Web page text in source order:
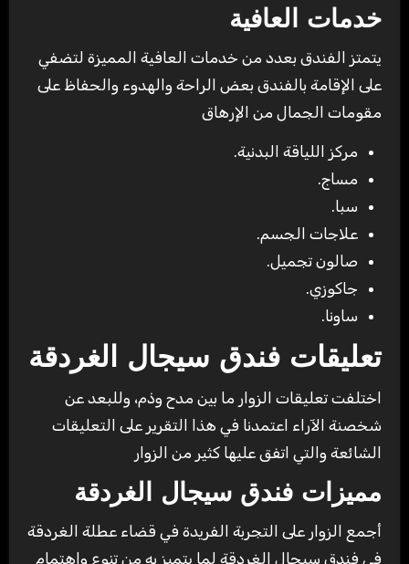
خدمات العافية
يتمتز الفندق بعدد من خدمات العافية المميزة لتضفي
على الإقامة بالفندق بعض الراحة والهدوء والحفاظ على
مقومات الجمال من الإرهاق
مركز اللياقة البدنية.
مساج.
سبا.
علاجات الجسم.
صالون تجميل.
جاكوزي.
ساونا.
تعليقات فندق سيجال الغردقة
اختلفت تعليقات الزوار ما بين مدح وذم، وللبعد عن
شخصنة الآراء اعتمدنا في هذا التقرير على التعليقات
الشائعة والتي اتفق عليها كثير من الزوار
مميزات فندق سيجال الغردقة
أجمع الزوار على التجربة الفريدة في قضاء عطلة الغردقة
في فندق سيجال الغردقة لما يتميز به من تنوع واهتمام